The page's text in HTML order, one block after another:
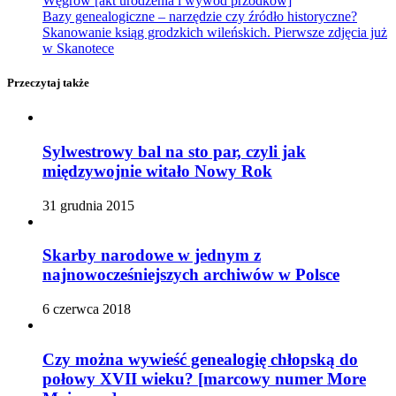
Bazy genealogiczne – narzędzie czy źródło historyczne?
Skanowanie ksiąg grodzkich wileńskich. Pierwsze zdjęcia już
w Skanotece
Przeczytaj także
Sylwestrowy bal na sto par, czyli jak
międzywojnie witało Nowy Rok
31 grudnia 2015
Skarby narodowe w jednym z
najnowocześniejszych archiwów w Polsce
6 czerwca 2018
Czy można wywieść genealogię chłopską do
połowy XVII wieku? [marcowy numer More